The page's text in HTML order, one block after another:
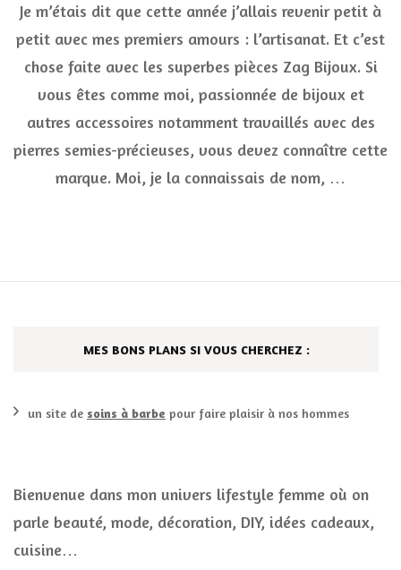
qualité
Bijoux
chez
Chic
Je m’étais dit que cette année j’allais revenir petit à
petit avec mes premiers amours : l’artisanat. Et c’est
chose faite avec les superbes pièces Zag Bijoux. Si
vous êtes comme moi, passionnée de bijoux et
autres accessoires notamment travaillés avec des
pierres semies-précieuses, vous devez connaître cette
marque. Moi, je la connaissais de nom, …
MES BONS PLANS SI VOUS CHERCHEZ :
un site de soins à barbe pour faire plaisir à nos hommes
Bienvenue dans mon univers lifestyle femme où on
parle beauté, mode, décoration, DIY, idées cadeaux,
cuisine…